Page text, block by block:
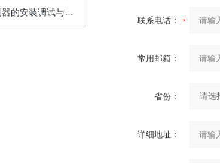
关于三菱张力检测器的安装调试与日常运维的一些要点
联系电话：
常用邮箱：
省份：
详细地址：